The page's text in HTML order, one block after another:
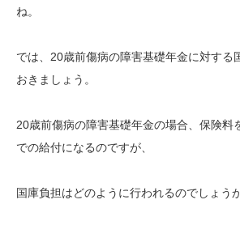
ね。
では、20歳前傷病の障害基礎年金に対する
おきましょう。
20歳前傷病の障害基礎年金の場合、保険料
での給付になるのですが、
国庫負担はどのように行われるのでしょうか